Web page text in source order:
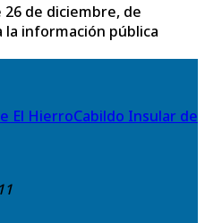
26 de diciembre, de
la información pública
Cabildo Insular de